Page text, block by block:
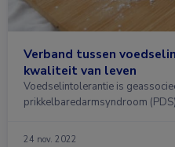
Verband tussen
kwaliteit van leven
Voedselintolerantie is
prikkelbaredarmsyndroom
24 nov. 2022